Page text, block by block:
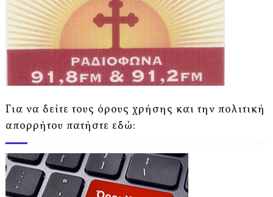
Για να δείτε τους όρους χρήσης και την πολιτική
απορρήτου πατήστε εδώ: